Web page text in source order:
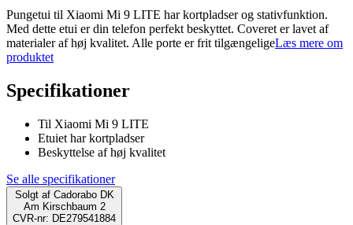
Pungetui til Xiaomi Mi 9 LITE har kortpladser og stativfunktion.
Med dette etui er din telefon perfekt beskyttet. Coveret er lavet af
materialer af høj kvalitet. Alle porte er frit tilgængeligeLæs mere om
produktet
Specifikationer
Til Xiaomi Mi 9 LITE
Etuiet har kortpladser
Beskyttelse af høj kvalitet
Se alle specifikationer
Solgt af Cadorabo DK
Am Kirschbaum 2
CVR-nr: DE279541884